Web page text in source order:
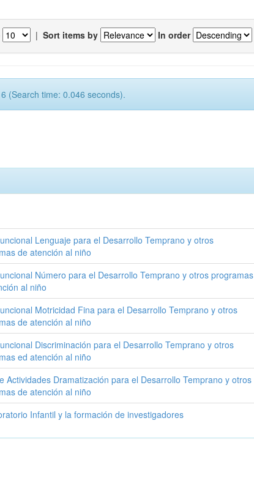
| Sort items by In order
(Search time: 0.046 seconds).
Lenguaje para el Desarrollo Temprano y otros
de atención al niño
Número para el Desarrollo Temprano y otros programas
al niño
Motricidad Fina para el Desarrollo Temprano y otros
de atención al niño
Discriminación para el Desarrollo Temprano y otros
ed atención al niño
Actividades Dramatización para el Desarrollo Temprano y otros
de atención al niño
Infantil y la formación de investigadores